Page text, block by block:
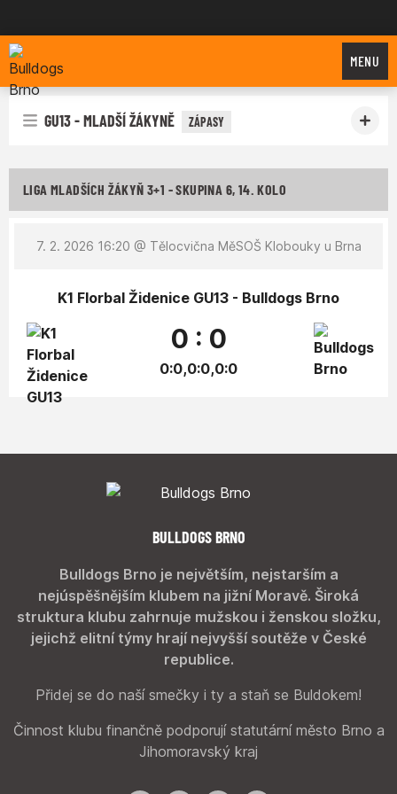
Bulldogs Brno
MENU
GU13 - MLADŠÍ ŽÁKYNĚ ZÁPASY
LIGA MLADŠÍCH ŽÁKYŇ 3+1 - SKUPINA 6, 14. KOLO
7. 2. 2026 16:20 @ Tělocvična MěSOŠ Klobouky u Brna
K1 Florbal Židenice GU13 - Bulldogs Brno
0 : 0
0:0,0:0,0:0
BULLDOGS BRNO
Bulldogs Brno je největším, nejstarším a
nejúspěšnějším klubem na jižní Moravě. Široká
struktura klubu zahrnuje mužskou i ženskou složku,
jejichž elitní týmy hrají nejvyšší soutěže v České
republice.
Přidej se do naší smečky i ty a staň se Buldokem!
Činnost klubu finančně podporují statutární město Brno a
Jihomoravský kraj